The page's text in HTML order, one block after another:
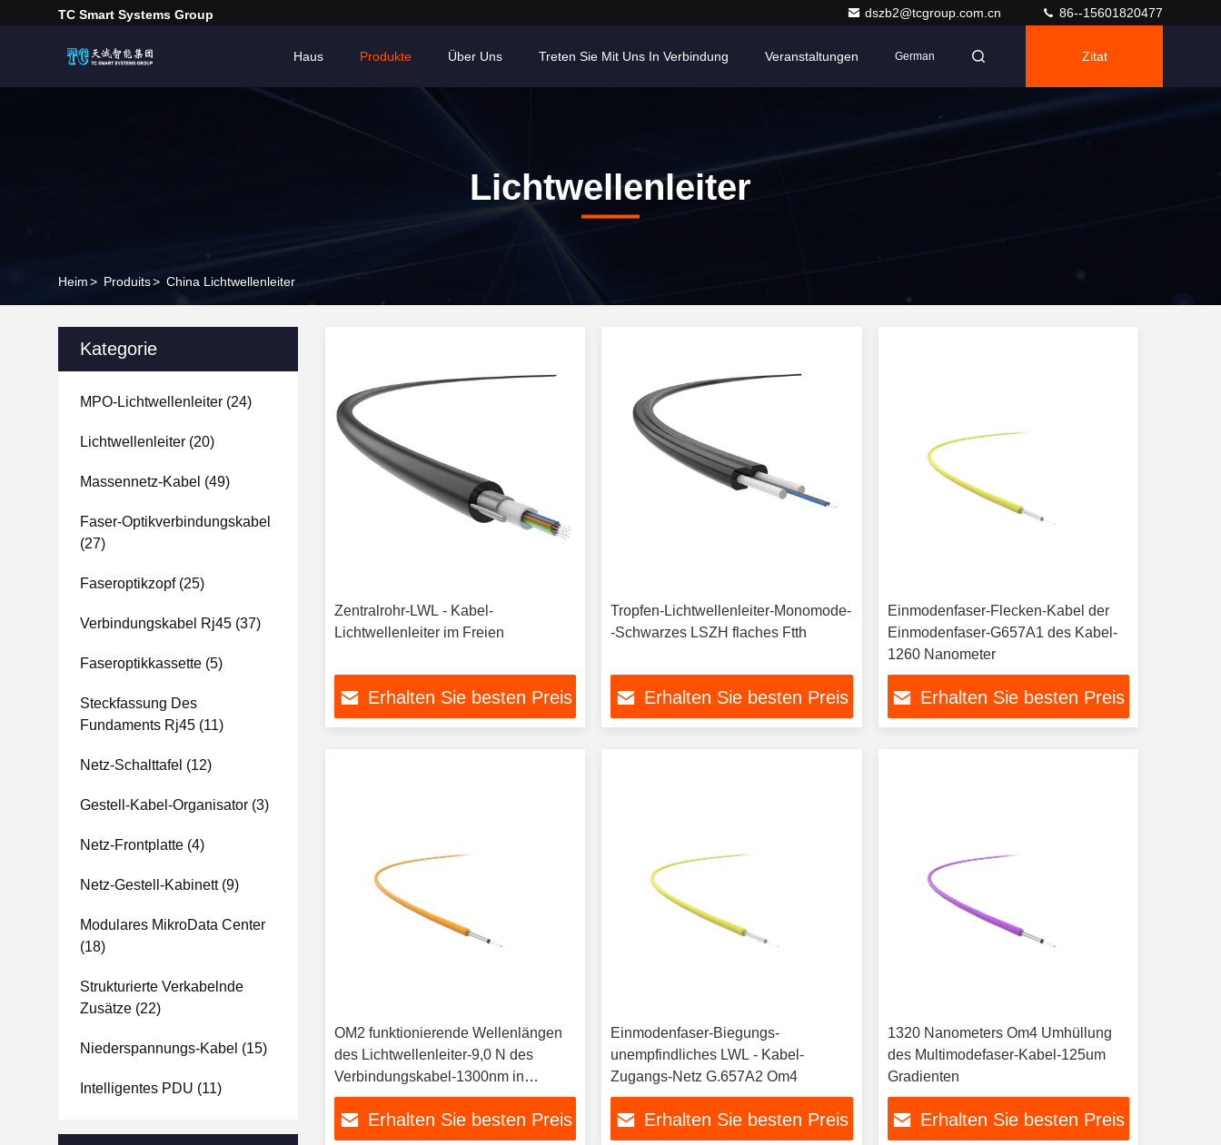
TC Smart Systems Group dszb2@tcgroup.com.cn 86--15601820477
Haus Produkte Über Uns Treten Sie Mit Uns In Verbindung Veranstaltungen German Zitat
Lichtwellenleiter
Heim> Produits> China Lichtwellenleiter
Kategorie
MPO-Lichtwellenleiter (24)
Lichtwellenleiter (20)
Massennetz-Kabel (49)
Faser-Optikverbindungskabel
(27)
Faseroptikzopf(25)
Verbindungskabel Rj45 (37)
Faseroptikkassette (5)
Steckfassung Des
Fundaments Rj45 (11)
Netz-Schalttafel (12)
Gestell-Kabel-Organisator (3)
Netz-Frontplatte (4)
Netz-Gestell-Kabinett(9)
Modulares MikroData Center
(18)
Strukturierte Verkabelnde
Zusätze (22)
Niederspannungs-Kabel (15)
Intelligentes PDU (11)
Zentralrohr-LWL - Kabel-
Lichtwellenleiter im Freien
Erhalten Sie besten Preis
Tropfen-Lichtwellenleiter-Monomode-
-Schwarzes LSZH flaches Ftth
Erhalten Sie besten Preis
Einmodenfaser-Flecken-Kabel der
Einmodenfaser-G657A1 des Kabel-
1260 Nanometer
Erhalten Sie besten Preis
OM2 funktionierende Wellenlängen
des Lichtwellenleiter-9,0 N des
Verbindungskabel-1300nm in
mehreren Betriebsarten
Erhalten Sie besten Preis
Einmodenfaser-Biegungs-
unempfindliches LWL - Kabel-
Zugangs-Netz G.657A2 Om4
Erhalten Sie besten Preis
1320 Nanometers Om4 Umhüllung
des Multimodefaser-Kabel-125um
Gradienten
Erhalten Sie besten Preis